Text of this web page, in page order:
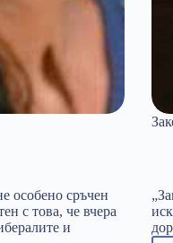
особено сръчен
с това, че вчера
и